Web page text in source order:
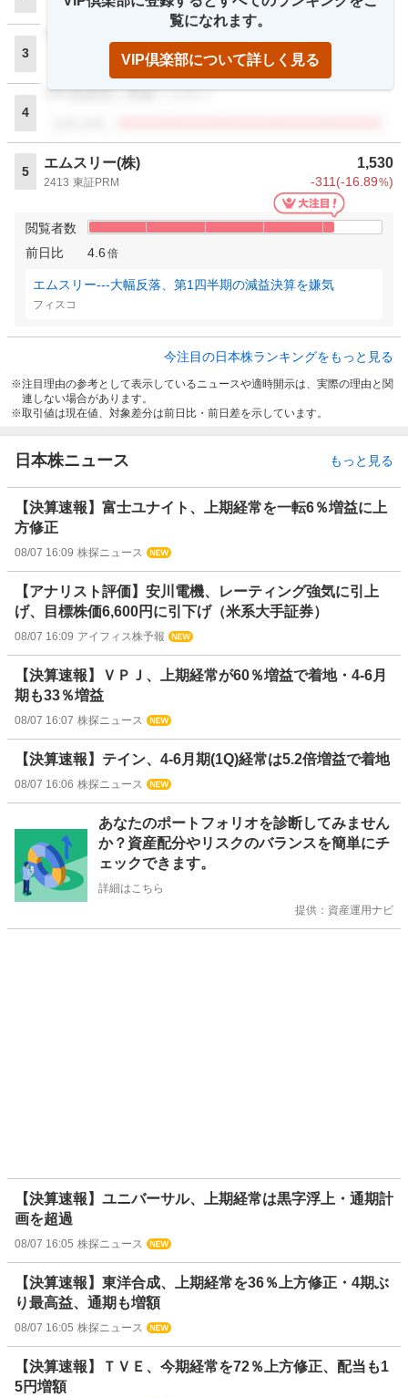
閲覧者数
3
4
VIP倶楽部に登録ください
5
エムスリー(株) 1,530
2413 東証PRM -311(-16.89%)
閲覧者数
前日比
4.6 倍
エムスリー---大幅反落、第1四半期の減益決算を嫌気
フィスコ
覧になれます。
VIP倶楽部について詳しく見る
今注目の日本株ランキングをもっと見る
注目理由の参考として表示しているニュースや適時開示は、実際の理由と関
連しない場合があります。
取引値は現在値、対象差分は前日比・前日差を示しています。
日本株ニュース もっと見る
【決算速報】富士ユナイト、上期経常を一転6％増益に上
方修正
08/07 16:09 株探ニュース
【アナリスト評価】安川電機、レーティング強気に引上
げ、目標株価6,600円に引下げ（米系大手証券）
08/07 16:09 アイフィス株予報
【決算速報】ＶＰＪ、上期経常が60％増益で着地・4-6月
期も33％増益
08/07 16:07 株探ニュース
【決算速報】テイン、4-6月期(1Q)経常は5.2倍増益で着地
08/07 16:06 株探ニュース
あなたのポートフォリオを診断してみません
か？資産配分やリスクのバランスを簡単にチ
ェックできます。
詳細はこちら
提供：資産運用ナビ
【決算速報】ユニバーサル、上期経常は黒字浮上・通期計
画を超過
08/07 16:05 株探ニュース
【決算速報】東洋合成、上期経常を36％上方修正・4期ぶ
り最高益、通期も増額
08/07 16:05 株探ニュース
【決算速報】ＴＶＥ、今期経常を72％上方修正、配当も1
5円増額